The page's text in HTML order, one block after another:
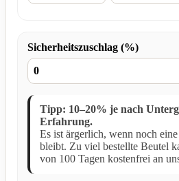
Sicherheitszuschlag (%)
Tipp: 10–20% je nach
Erfahrung.
Es ist ärgerlich, wenn noch
bleibt. Zu viel bestellte Beutel
von 100 Tagen kostenfrei an